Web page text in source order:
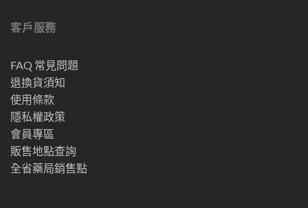
客戶服務
FAQ 常見問題
退換貨須知
使用條款
隱私權政策
會員專區
販售地點查詢
全省藥局銷售點